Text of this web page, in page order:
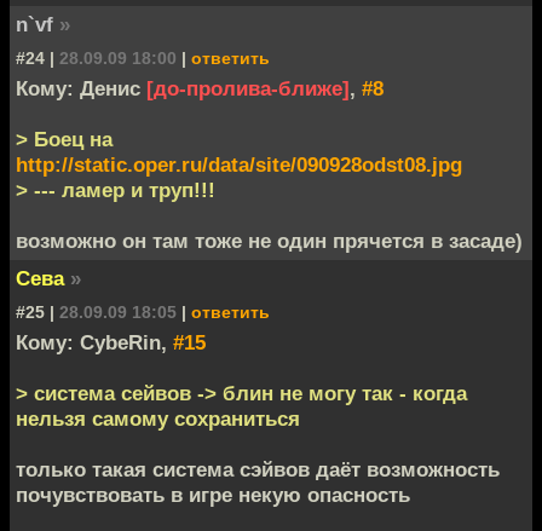
n`vf »
#24 | 28.09.09 18:00 | ответить
Кому: Денис [до-пролива-ближе], #8
> Боец на
http://static.oper.ru/data/site/090928odst08.jpg
> --- ламер и труп!!!
возможно он там тоже не один прячется в засаде)
Сева »
#25 | 28.09.09 18:05 | ответить
Кому: CybeRin, #15
> система сейвов -> блин не могу так - когда
нельзя самому сохраниться
только такая система сэйвов даёт возможность
почувствовать в игре некую опасность